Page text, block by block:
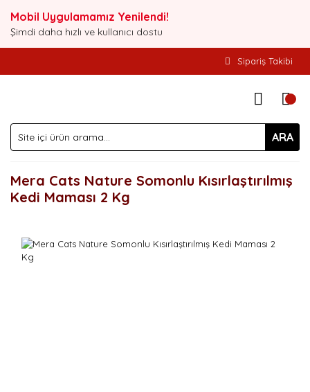
Mobil Uygulamamız Yenilendi!
Şimdi daha hızlı ve kullanıcı dostu
Sipariş Takibi
ARA
Mera Cats Nature Somonlu Kısırlaştırılmış
Kedi Maması 2 Kg